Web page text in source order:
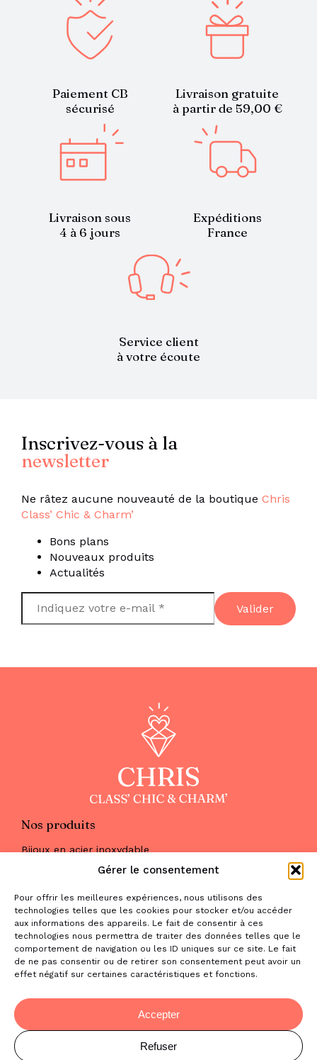
Gérer le consentement
Pour offrir les meilleures expériences, nous utilisons des
technologies telles que les cookies pour stocker et/ou accéder
aux informations des appareils. Le fait de consentir à ces
technologies nous permettra de traiter des données telles que le
comportement de navigation ou les ID uniques sur ce site. Le fait
de ne pas consentir ou de retirer son consentement peut avoir un
effet négatif sur certaines caractéristiques et fonctions.
Accepter
Refuser
Paiement CB
sécurisé
Livraison gratuite
à partir de 59,00 €
Livraison sous
4 à 6 jours
Expéditions
France
Service client
à votre écoute
Inscrivez-vous à la
newsletter
Ne râtez aucune nouveauté de la boutique Chris
Class’ Chic & Charm’
Bons plans
Nouveaux produits
Actualités
Nos produits
Bijoux en acier inoxydable
Maquillage
Parfums
Nous trouver
& nous contacter
2 place de la Liberté
31470 Saint-Lys
06 52 05 69 65